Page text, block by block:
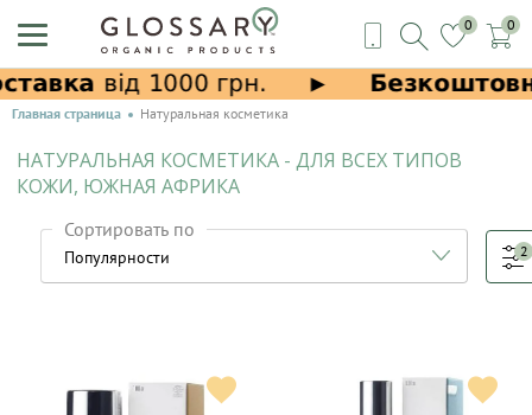
0 0
Главная страница Натуральная косметика
НАТУРАЛЬНАЯ КОСМЕТИКА - ДЛЯ ВСЕХ ТИПОВ
КОЖИ, ЮЖНАЯ АФРИКА
Сортировать по
2